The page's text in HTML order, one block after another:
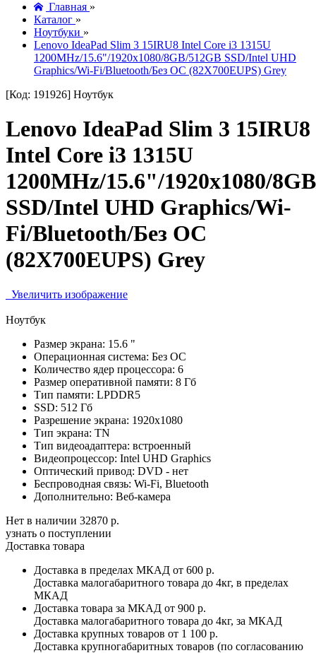
Главная »
Каталог »
Ноутбуки »
Lenovo IdeaPad Slim 3 15IRU8 Intel Core i3 1315U
1200MHz/15.6"/1920x1080/8GB/512GB SSD/Intel UHD
Graphics/Wi-Fi/Bluetooth/Без ОС (82X700EUPS) Grey
[Код: 191926] Ноутбук
Lenovo IdeaPad Slim 3 15IRU8
Intel Core i3 1315U
1200MHz/15.6"/1920x1080/
SSD/Intel UHD Graphics/Wi-
Fi/Bluetooth/Без ОС
(82X700EUPS) Grey
Увеличить изображение
Ноутбук
Размер экрана: 15.6 "
Операционная система: Без ОС
Количество ядер процессора: 6
Размер оперативной памяти: 8 Гб
Тип памяти: LPDDR5
SSD: 512 Гб
Разрешение экрана: 1920x1080
Тип экрана: TN
Тип видеоадаптера: встроенный
Видеопроцессор: Intel UHD Graphics
Оптический привод: DVD - нет
Беспроводная связь: Wi-Fi, Bluetooth
Дополнительно: Веб-камера
Нет в наличии 32870 р.
узнать о поступлении
Доставка товара
Доставка в пределах МКАД от 600 р.
Доставка малогабаритного товара до 4кг, в пределах
МКАД
Доставка товара за МКАД от 900 р.
Доставка малогабаритного товара до 4кг, за МКАД
Доставка крупных товаров от 1 100 р.
Доставка крупногабаритных товаров (по согласованию